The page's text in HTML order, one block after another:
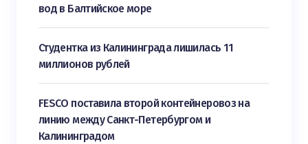
вод в Балтийское море
Студентка из Калининграда лишилась 11
миллионов рублей
FESCO поставила второй контейнеровоз на
линию между Санкт-Петербургом и
Калининградом